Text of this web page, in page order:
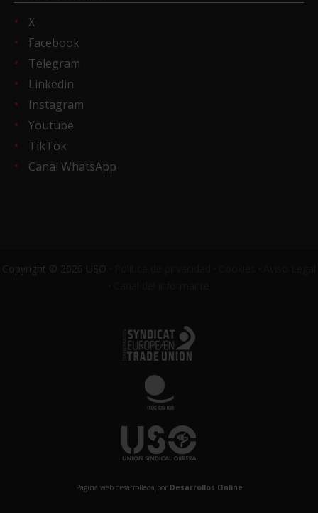
X
Facebook
Telegram
Linkedin
Instagram
Youtube
TikTok
Canal WhatsApp
Copyright © 2026 USO ·
Página web desarrollada por Desarrollos Online